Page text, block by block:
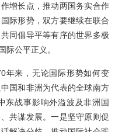
增长点，推动两国务实合作
际形势，双方要继续在联合
同倡导平等有序的世界多极
际公平正义。
年来，无论国际形势如何变
国和非洲为代表的全球南方
东战事影响外溢波及非洲国
共谋发展。一是坚守原则促